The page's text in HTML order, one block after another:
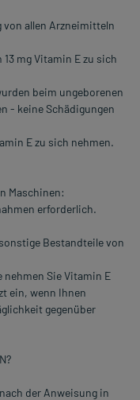
von allen Arzneimitteln
mg Vitamin E zu sich
beim ungeborenen
- keine Schädigungen
E zu sich nehmen.
Maschinen:
erforderlich.
Bestandteile von
Sie Vitamin E
ein, wenn Ihnen
gegenüber
der Anweisung in